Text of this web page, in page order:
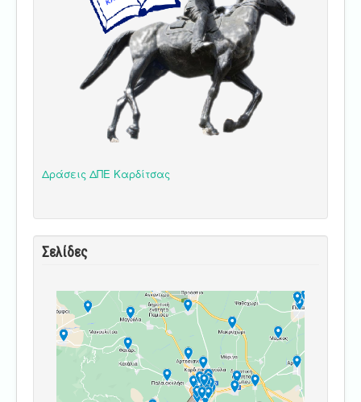
Δράσεις ΔΠΕ Καρδίτσας
Σελίδες